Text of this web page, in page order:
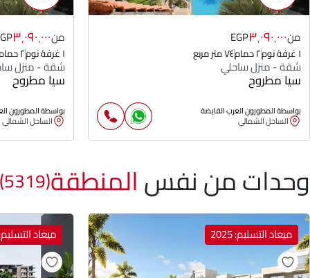
من٣٬٠٩٠٬٠٠٠EGP
١ غرفة نوم ٢ حمام ٧٤ متر مربع
شقة - منزل ساحلي
سيا مطروح
بواسطة المطورون العرب القابضة
الساحل الشمالي
من٣٬٠٩٠٬٠٠٠
١ غرفة نوم ٢ حمام
شقة - منزل
سيا مطروح
بواسطة المطورون
الساحل الشمالي
وحدات من نفسالمنطقة(5319)
ميعاد التسليم: 2025 ميعاد التسليم: 2025